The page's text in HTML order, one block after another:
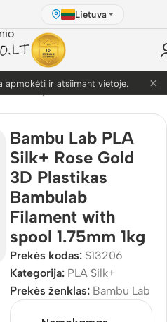
Lietuva
Dabar nuo 9.99€. ×
Lab plastikai/PLA Silk+
Bambu Lab PLA
Silk+ Rose Gold
3D Plastikas
Bambulab
Filament with
spool 1.75mm 1kg
Prekės kodas: S13206
Kategorija: PLA Silk+
Prekės ženklas: Bambu Lab